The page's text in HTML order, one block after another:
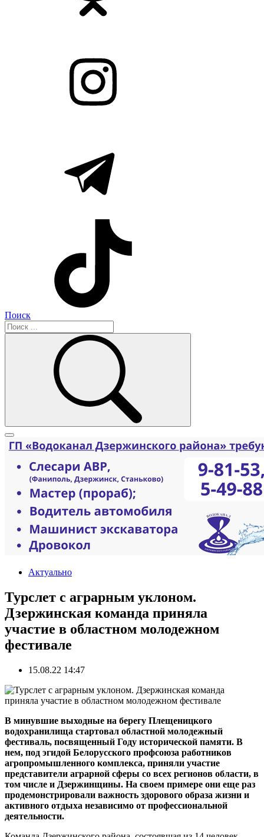
Поиск
Актуально
Турслет с аграрным уклоном.
Дзержинская команда приняла
участие в областном молодежном
фестивале
15.08.22 14:47
В минувшие выходные на берегу Плещеницкого
водохранилища стартовал областной молодежный
фестиваль, посвященный Году исторической памяти. В
нем, под эгидой Белорусского профсоюза работников
агропромышленного комплекса, приняли участие
представители аграрной сферы со всех регионов области, в
том числе и Дзержинщины. На своем примере они еще раз
продемонстрировали важность здорового образа жизни и
активного отдыха независимо от профессиональной
деятельности.